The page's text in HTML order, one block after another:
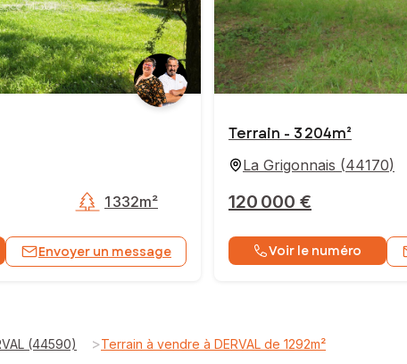
1 332m²
Envoyer un message
Terrain - 3 204m²
La Grigonnais (44170)
120 000 €
Voir le numéro
(44590) >Terrain à vendre à DERVAL de 1292m²